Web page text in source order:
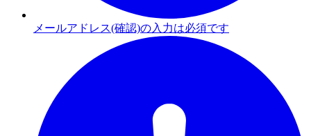
メールアドレス(確認)の入力は必須です